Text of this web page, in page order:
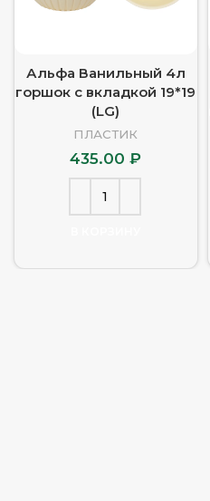
Альфа Ванильный 4л
горшок с вкладкой 19*19
(LG)
ПЛАСТИК
435.00₽